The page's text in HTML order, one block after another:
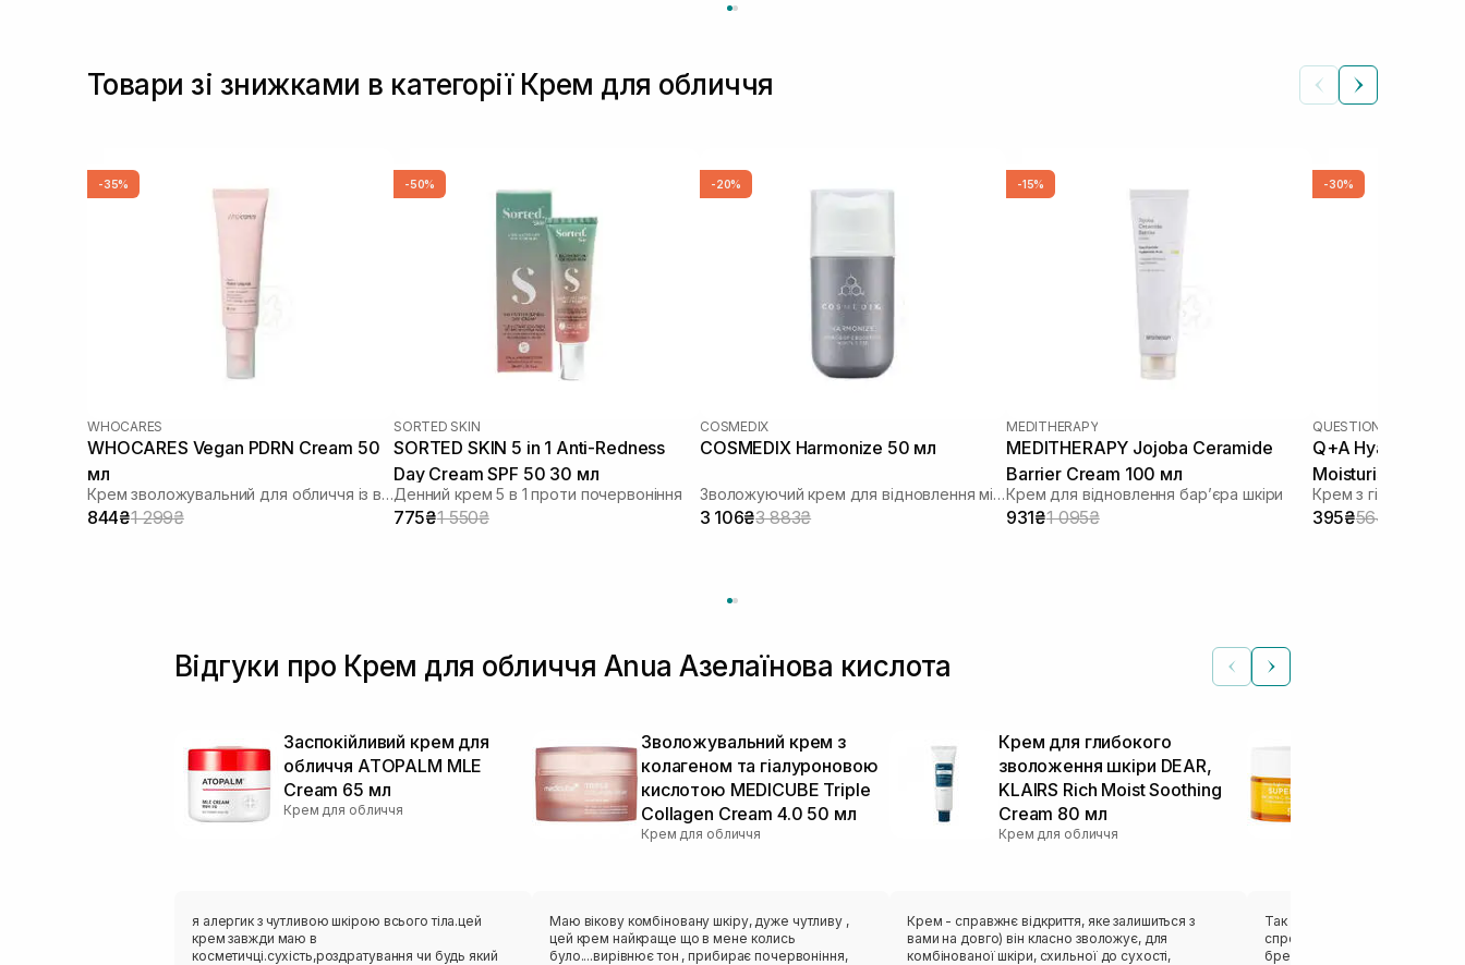
Товари зі знижками в категорії Крем для обличчя
-35%
WHOCARES
WHOCARES Vegan PDRN Cream 50
мл
Крем зволожувальний для обличчя із веганськими полінуклеотидами
844₴1 299₴
-50%
SORTED SKIN
SORTED SKIN 5 in 1 Anti-Redness
Day Cream SPF 50 30 мл
Денний крем 5 в 1 проти почервоніння
775₴1 550₴
-20%
COSMEDIX
COSMEDIX Harmonize 50 мл
Зволожуючий крем для відновлення мікробіома
3 106₴3 883₴
-15%
MEDITHERAPY
MEDITHERAPY Jojoba Ceramide
Barrier Cream 100 мл
Крем для відновлення барʼєра шкіри
931₴1 095₴
-30%
QUESTION AND
Q+A Hyaluronic
Moisturiser 75 мл
Крем з
395₴564₴
Відгуки про Крем для обличчя Anua Азелаїнова кислота
Заспокійливий крем для
обличчя ATOPALM MLE
Cream 65 мл
Крем для обличчя
я алергик з чутливою шкірою всього тіла.цей
крем завжди маю в
косметичці.сухість,роздратування чи будь який
Зволожувальний крем з
колагеном та гіалуроновою
кислотою MEDICUBE Triple
Collagen Cream 4.0 50 мл
Крем для обличчя
Маю вікову комбіновану шкіру, дуже чутливу ,
цей крем найкраще що в мене колись
було....вирівнює тон , прибирає почервоніння,
Крем для глибокого
зволоження шкіри DEAR,
KLAIRS Rich Moist Soothing
Cream 80 мл
Крем для обличчя
Крем - справжнє відкриття, яке залишиться з
вами на довго) він класно зволожує, для
комбінованої шкіри, схильної до сухості,
Так як я являюсь фанатом
спробувати цей крем, люблю
бренду, тому мала великі